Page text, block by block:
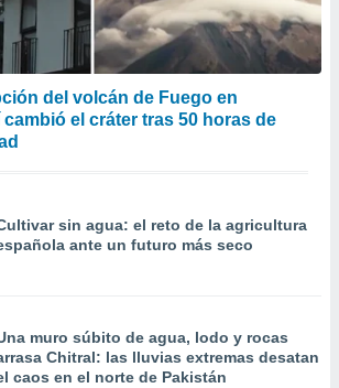
del volcán de Fuego en
cambió el cráter tras 50 horas de
sin agua: el reto de la agricultura
ante un futuro más seco
muro súbito de agua, lodo y rocas
Chitral: las lluvias extremas desatan
caos en el norte de Pakistán